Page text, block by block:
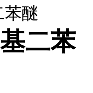
苯醚
二苯